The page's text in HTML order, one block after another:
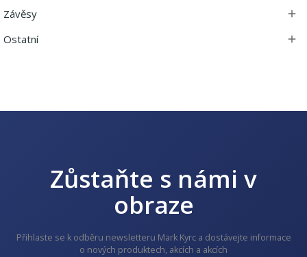
Závěsy 
Ostatní 
Zůstaňte s námi v
obraze
Přihlaste se k odběru newsletteru Mark Kyrc a dostávejte informace
o nových produktech, akcích a akcích